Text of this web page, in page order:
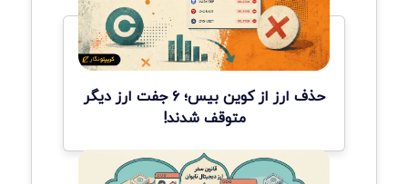
حذف ارز از کوین بیس؛ ۶ جفت ارز دیگر
متوقف شدند!